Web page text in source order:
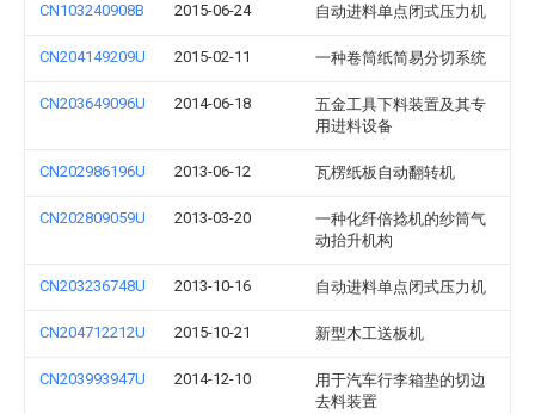
CN103240908B 2015-06-24 自动进料单点闭式压力机
CN204149209U 2015-02-11 一种卷筒纸简易分切系统
CN203649096U 2014-06-18
五金工具下料装置及其专
用进料设备
CN202986196U 2013-06-12 瓦楞纸板自动翻转机
CN202809059U 2013-03-20
一种化纤倍捻机的纱筒气
动抬升机构
CN203236748U 2013-10-16 自动进料单点闭式压力机
CN204712212U 2015-10-21 新型木工送板机
CN203993947U 2014-12-10
用于汽车行李箱垫的切边
去料装置